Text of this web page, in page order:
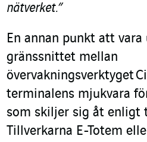
nätverket.”
En annan punkt att
gränssnittet mellan
övervakningsverktyget
terminalens mjukvara
som skiljer sig åt enligt
Tillverkarna E-Totem